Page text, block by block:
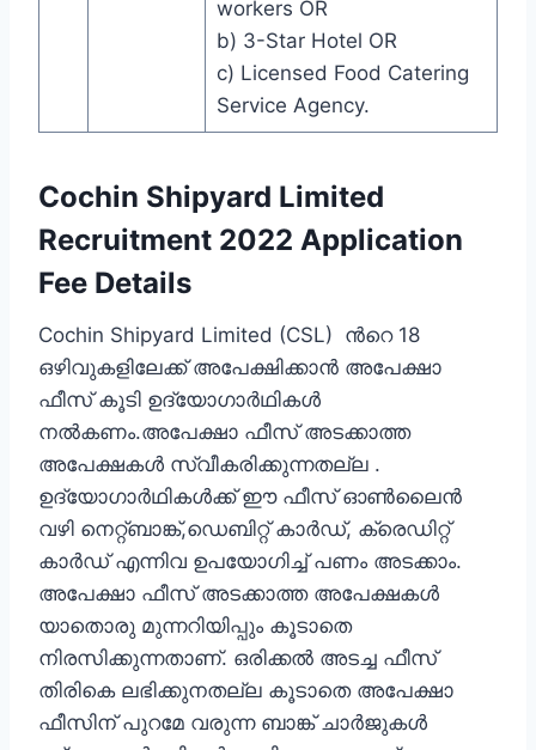
workers OR
b) 3-Star Hotel OR
c) Licensed Food Catering
Service Agency.
Cochin Shipyard Limited
Recruitment 2022 Application
Fee Details
Cochin Shipyard Limited (CSL) ന്‍റെ 18
ഒഴിവുകളിലേക്ക് ‌അപേക്ഷിക്കാന്‍ അപേക്ഷാ
ഫീസ്‌ കൂടി ഉദ്യോഗാര്‍ഥികള്‍
നല്‍കണം.അപേക്ഷാ ഫീസ്‌ അടക്കാത്ത
അപേക്ഷകള്‍ സ്വീകരിക്കുന്നതല്ല .
ഉദ്യോഗാര്‍ഥികള്‍ക്ക് ഈ ഫീസ്‌ ഓണ്‍ലൈന്‍
വഴി നെറ്റ്ബാങ്ക്,ഡെബിറ്റ് കാര്‍ഡ്, ക്രെഡിറ്റ്‌
കാര്‍ഡ് എന്നിവ ഉപയോഗിച്ച് പണം അടക്കാം.
അപേക്ഷാ ഫീസ്‌ അടക്കാത്ത അപേക്ഷകള്‍
യാതൊരു മുന്നറിയിപ്പും കൂടാതെ
നിരസിക്കുന്നതാണ്. ഒരിക്കല്‍ അടച്ച ഫീസ്‌
തിരികെ ലഭിക്കുനതല്ല കൂടാതെ അപേക്ഷാ
ഫീസിന് പുറമേ വരുന്ന ബാങ്ക് ചാര്‍ജുകള്‍